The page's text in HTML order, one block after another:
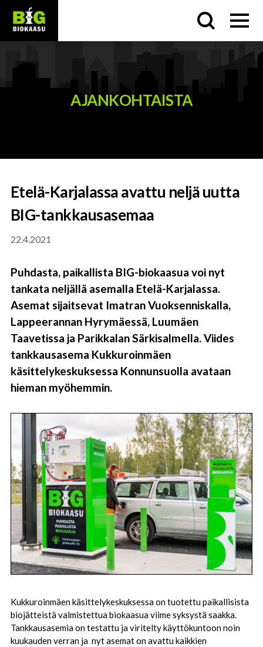
menu
AJANKOHTAISTA
Etelä-Karjalassa avattu neljä uutta
BIG-tankkausasemaa
22.4.2021
Puhdasta, paikallista BIG-biokaasua voi nyt
tankata neljällä asemalla Etelä-Karjalassa.
Asemat sijaitsevat Imatran Vuoksenniskalla,
Lappeerannan Hyrymäessä, Luumäen
Taavetissa ja Parikkalan Särkisalmella. Viides
tankkausasema Kukkuroinmäen
käsittelykeskuksessa Konnunsuolla avataan
hieman myöhemmin.
Kukkuroinmäen käsittelykeskuksessa on tuotettu paikallisista
biojätteistä valmistettua biokaasua viime syksystä saakka.
Tankkausasemia on testattu ja viritelty käyttökuntoon noin
kuukauden verran ja nyt asemat on avattu kaikkien